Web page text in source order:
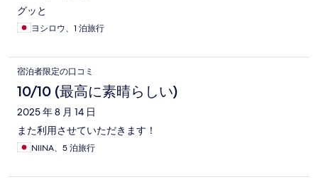
グッと
ヨシロウ、1 泊旅行
宿泊者限定の口コミ
10/10 (最高に素晴らしい)
2025 年 8 月 14 日
また利用させていただきます！
NIINA、5 泊旅行